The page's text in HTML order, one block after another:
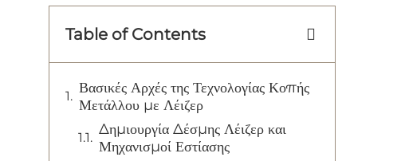
Table of Contents
Βασικές Αρχές της Τεχνολογίας Κοπής
Μετάλλου με Λέιζερ
Δημιουργία Δέσμης Λέιζερ και
Μηχανισμοί Εστίασης